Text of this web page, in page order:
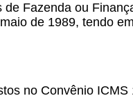
Fazenda ou
de 1989, tendo
no Convênio